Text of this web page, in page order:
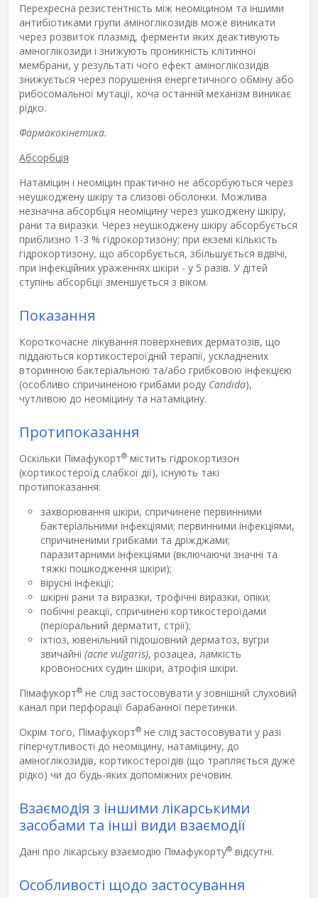
Перехресна резистентність між неоміцином та іншими
антибіотиками групи аміноглікозидів може виникати
через розвиток плазмід, ферменти яких деактивують
аміноглікозиди і знижують проникність клітинної
мембрани, у результаті чого ефект аміноглікозидів
знижується через порушення енергетичного обміну або
рибосомальної мутації, хоча останній механізм виникає
рідко.
Фармакокінетика.
Абсорбція
Натаміцин і неоміцин практично не абсорбуються через
неушкоджену шкіру та слизові оболонки. Можлива
незначна абсорбція неоміцину через ушкоджену шкіру,
рани та виразки. Через неушкоджену шкіру абсорбується
приблизно 1-3 % гідрокортизону; при екземі кількість
гідрокортизону, що абсорбується, збільшується вдвічі,
при інфекційних ураженнях шкіри - у 5 разів. У дітей
ступінь абсорбції зменшується з віком.
Показання
Короткочасне лікування поверхневих дерматозів, що
піддаються кортикостероїдній терапії, ускладнених
вторинною бактеріальною та/або грибковою інфекцією
(особливо спричиненою грибами роду Candida),
чутливою до неоміцину та натаміцину.
Протипоказання
Оскільки Пімафукорт® містить гідрокортизон
(кортикостероїд слабкої дії), існують такі
протипоказання:
захворювання шкіри, спричинене первинними
бактеріальними інфекціями; первинними інфекціями,
спричиненими грибками та дріжджами;
паразитарними інфекціями (включаючи значні та
тяжкі пошкодження шкіри);
вірусні інфекції;
шкірні рани та виразки, трофічні виразки, опіки;
побічні реакції, спричинені кортикостероїдами
(періоральний дерматит, стрії);
іхтіоз, ювенільний підошовний дерматоз, вугри
звичайні (acne vulgaris), розацеа, ламкість
кровоносних судин шкіри, атрофія шкіри.
Пімафукорт® не слід застосовувати у зовнішній слуховий
канал при перфорації барабанної перетинки.
Окрім того, Пімафукорт® не слід застосовувати у разі
гіперчутливості до неоміцину, натаміцину, до
аміноглікозидів, кортикостероїдів (що трапляється дуже
рідко) чи до будь-яких допоміжних речовин.
Взаємодія з іншими лікарськими
засобами та інші види взаємодії
Дані про лікарську взаємодію Пімафукорту® відсутні.
Особливості щодо застосування